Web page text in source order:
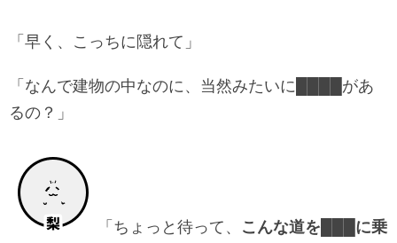
「早く、こっちに隠れて」
「なんで建物の中なのに、当然みたいに████があ
るの？」
「ちょっと待って、 こんな道を███に乗